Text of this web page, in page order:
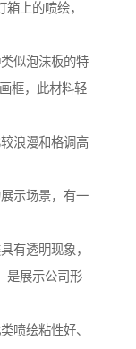
上的喷绘，
似泡沫板的特
框，此材料轻
浪漫和格调高
示场景，有一
有透明现象，
是展示公司形
喷绘粘性好、